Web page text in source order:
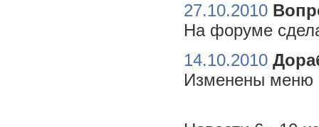
27.10.2010
На форуме
14.10.2010
Изменены меню